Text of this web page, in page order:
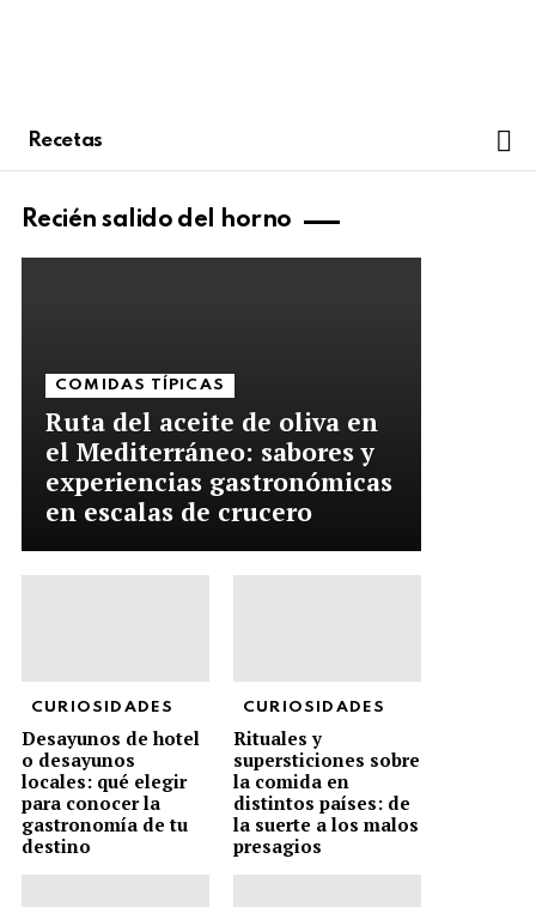
Recetas
Recién salido del horno
COMIDAS TÍPICAS
Ruta del aceite de oliva en
el Mediterráneo: sabores y
experiencias gastronómicas
en escalas de crucero
CURIOSIDADES
Desayunos de hotel
o desayunos
locales: qué elegir
para conocer la
gastronomía de tu
destino
CURIOSIDADES
Rituales y
supersticiones sobre
la comida en
distintos países: de
la suerte a los malos
presagios